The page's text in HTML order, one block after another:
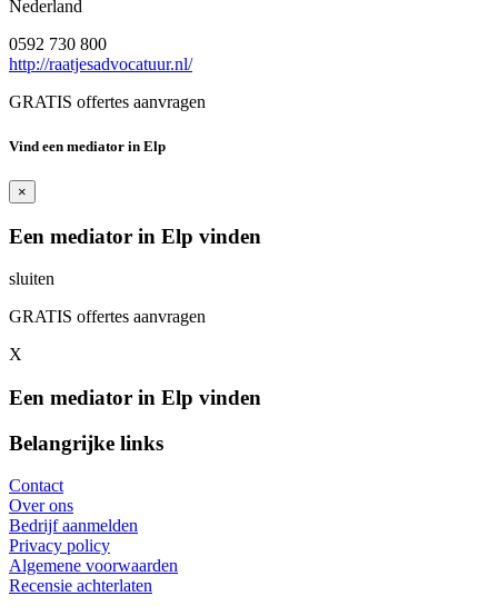
Nederland
0592 730 800
http://raatjesadvocatuur.nl/
GRATIS offertes aanvragen
Vind een mediator in Elp
×
Een mediator in Elp vinden
sluiten
GRATIS offertes aanvragen
X
Een mediator in Elp vinden
Belangrijke links
Contact
Over ons
Bedrijf aanmelden
Privacy policy
Algemene voorwaarden
Recensie achterlaten